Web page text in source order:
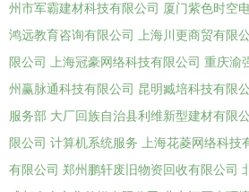
州市军霸建材科技有限公司 厦门紫色时空
鸿远教育咨询有限公司
上海川更商贸有限
限公司
上海冠豪网络科技有限公司 重庆渝
州赢脉通科技有限公司 昆明臧培科技有限
服务部 大厂回族自治县利维新型建材有限
限公司 计算机系统服务 上海花菱网络科技
有限公司 郑州鹏轩废旧物资回收有限公司